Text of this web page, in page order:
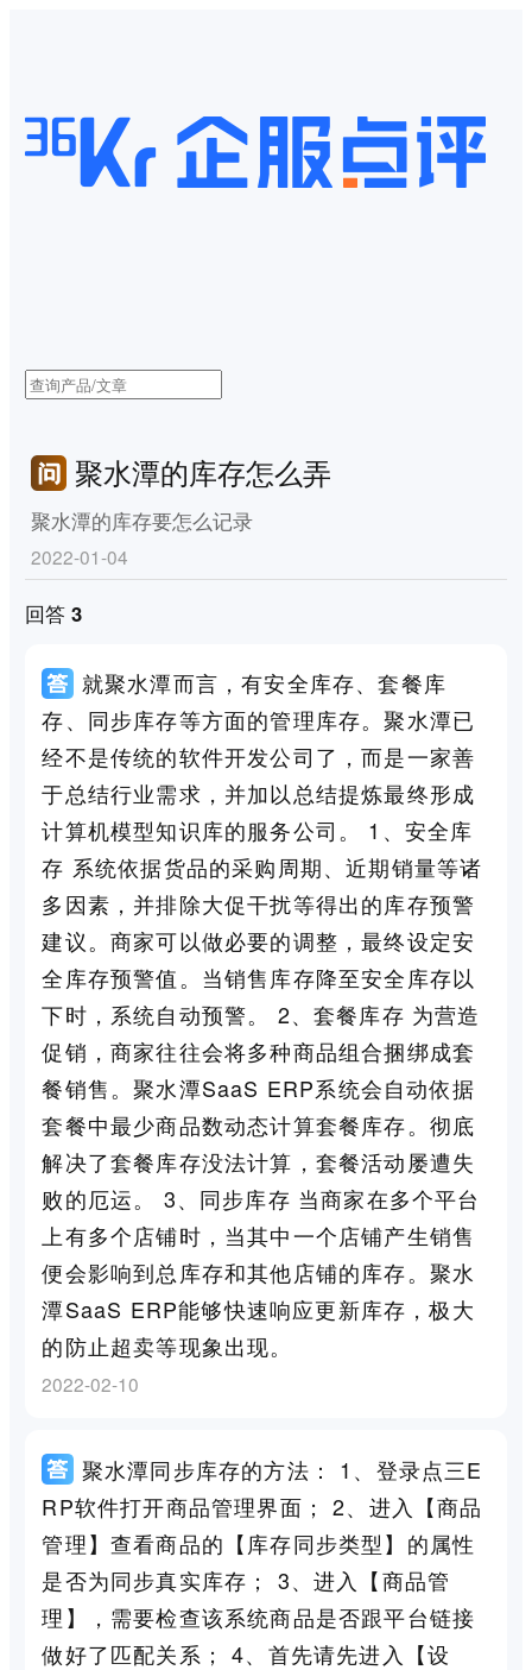
聚水潭的库存怎么弄
聚水潭的库存要怎么记录
2022-01-04
回答 3
就聚水潭而言，有安全库存、套餐库
存、同步库存等方面的管理库存。聚水潭已
经不是传统的软件开发公司了，而是一家善
于总结行业需求，并加以总结提炼最终形成
计算机模型知识库的服务公司。 1、安全库
存 系统依据货品的采购周期、近期销量等诸
多因素，并排除大促干扰等得出的库存预警
建议。商家可以做必要的调整，最终设定安
全库存预警值。当销售库存降至安全库存以
下时，系统自动预警。 2、套餐库存 为营造
促销，商家往往会将多种商品组合捆绑成套
餐销售。聚水潭SaaS ERP系统会自动依据
套餐中最少商品数动态计算套餐库存。彻底
解决了套餐库存没法计算，套餐活动屡遭失
败的厄运。 3、同步库存 当商家在多个平台
上有多个店铺时，当其中一个店铺产生销售
便会影响到总库存和其他店铺的库存。聚水
潭SaaS ERP能够快速响应更新库存，极大
的防止超卖等现象出现。
2022-02-10
聚水潭同步库存的方法： 1、登录点三E
RP软件打开商品管理界面； 2、进入【商品
管理】查看商品的【库存同步类型】的属性
是否为同步真实库存； 3、进入【商品管
理】，需要检查该系统商品是否跟平台链接
做好了匹配关系； 4、首先请先进入【设